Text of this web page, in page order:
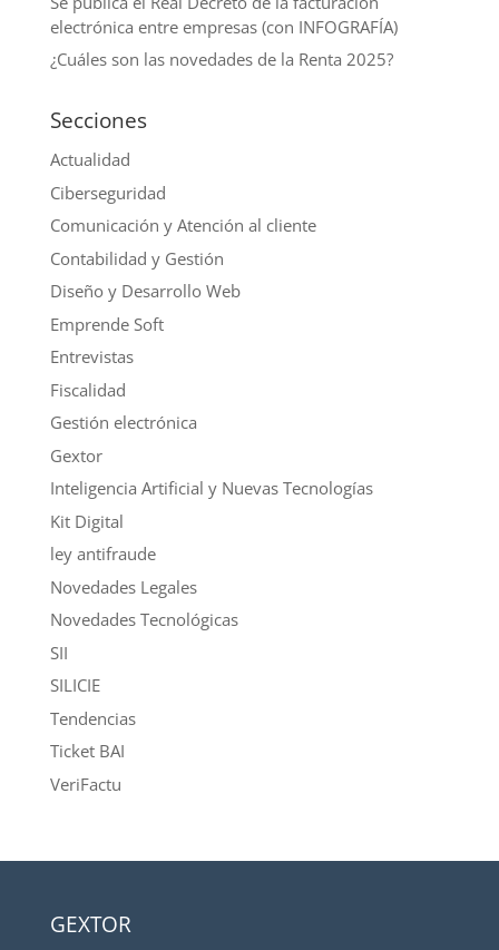
electrónica entre empresas (con INFOGRAFÍA)
¿Cuáles son las novedades de la Renta 2025?
Secciones
Actualidad
Ciberseguridad
Comunicación y Atención al cliente
Contabilidad y Gestión
Diseño y Desarrollo Web
Emprende Soft
Entrevistas
Fiscalidad
Gestión electrónica
Gextor
Inteligencia Artificial y Nuevas Tecnologías
Kit Digital
ley antifraude
Novedades Legales
Novedades Tecnológicas
SII
SILICIE
Tendencias
Ticket BAI
VeriFactu
GEXTOR